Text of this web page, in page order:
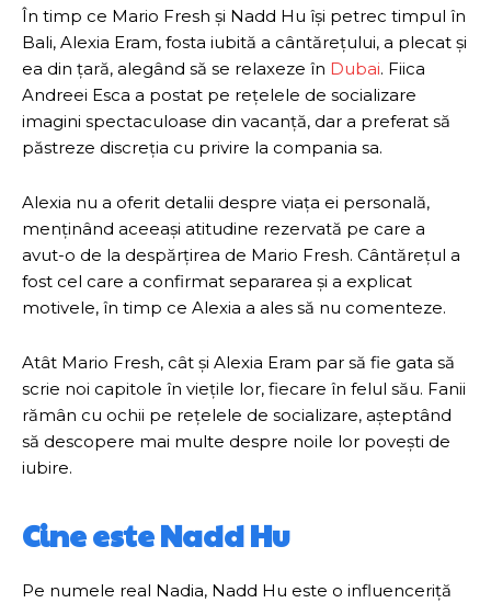
În timp ce Mario Fresh și Nadd Hu își petrec timpul în
Bali, Alexia Eram, fosta iubită a cântărețului, a plecat și
ea din țară, alegând să se relaxeze în Dubai. Fiica
Andreei Esca a postat pe rețelele de socializare
imagini spectaculoase din vacanță, dar a preferat să
păstreze discreția cu privire la compania sa.
Alexia nu a oferit detalii despre viața ei personală,
menținând aceeași atitudine rezervată pe care a
avut-o de la despărțirea de Mario Fresh. Cântărețul a
fost cel care a confirmat separarea și a explicat
motivele, în timp ce Alexia a ales să nu comenteze.
Atât Mario Fresh, cât și Alexia Eram par să fie gata să
scrie noi capitole în viețile lor, fiecare în felul său. Fanii
rămân cu ochii pe rețelele de socializare, așteptând
să descopere mai multe despre noile lor povești de
iubire.
Cine este Nadd Hu
Pe numele real Nadia, Nadd Hu este o influenceriță